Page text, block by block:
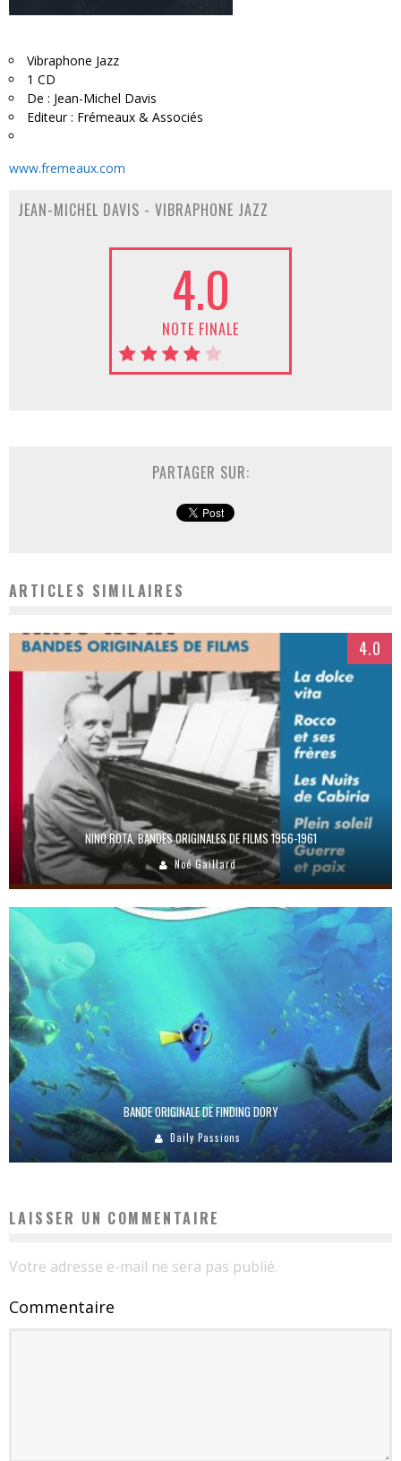
Vibraphone Jazz
1 CD
De : Jean-Michel Davis
Editeur : Frémeaux & Associés
www.fremeaux.com
JEAN-MICHEL DAVIS - VIBRAPHONE JAZZ
4.0
NOTE FINALE
PARTAGER SUR:
ARTICLES SIMILAIRES
4.0
NINO ROTA, BANDES ORIGINALES DE FILMS 1956-1961
Noé Gaillard
BANDE ORIGINALE DE FINDING DORY
Daily Passions
LAISSER UN COMMENTAIRE
Votre adresse e-mail ne sera pas publié.
Commentaire